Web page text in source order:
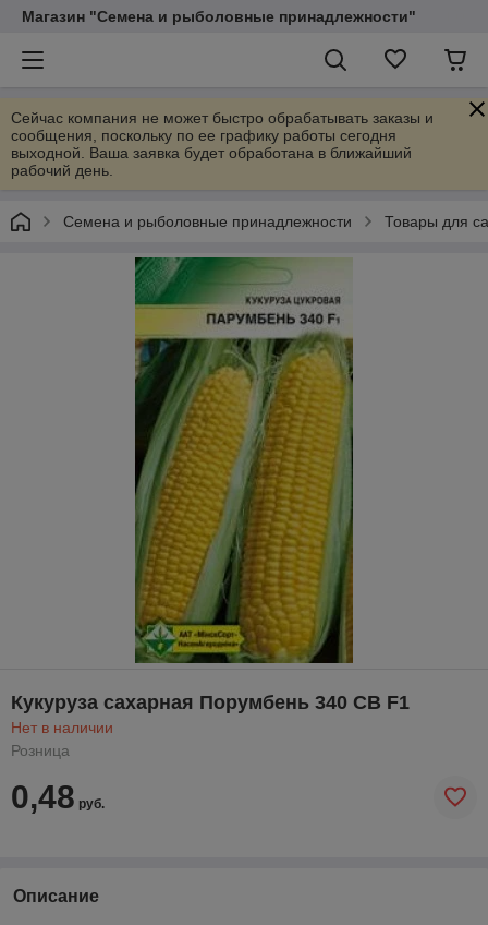
Магазин "Семена и рыболовные принадлежности"
Сейчас компания не может быстро обрабатывать заказы и
сообщения, поскольку по ее графику работы сегодня
выходной. Ваша заявка будет обработана в ближайший
рабочий день.
Семена и рыболовные принадлежности Товары для
Кукуруза сахарная Порумбень 340 СВ F1
Нет в наличии
Розница
0,48 руб.
Описание